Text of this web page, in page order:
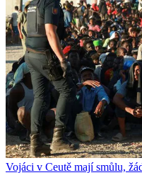
Vojáci v Ceutě mají smůlu,